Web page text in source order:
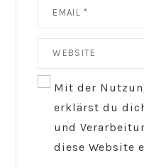
Mit der
erklärst du
und
diese Website